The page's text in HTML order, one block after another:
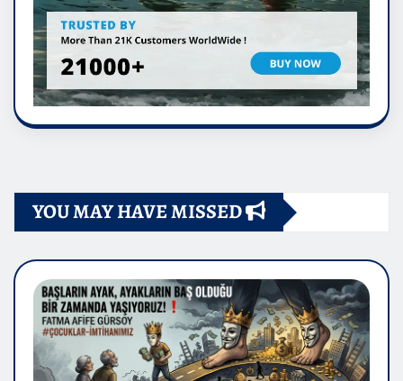
YOU MAY HAVE MISSED